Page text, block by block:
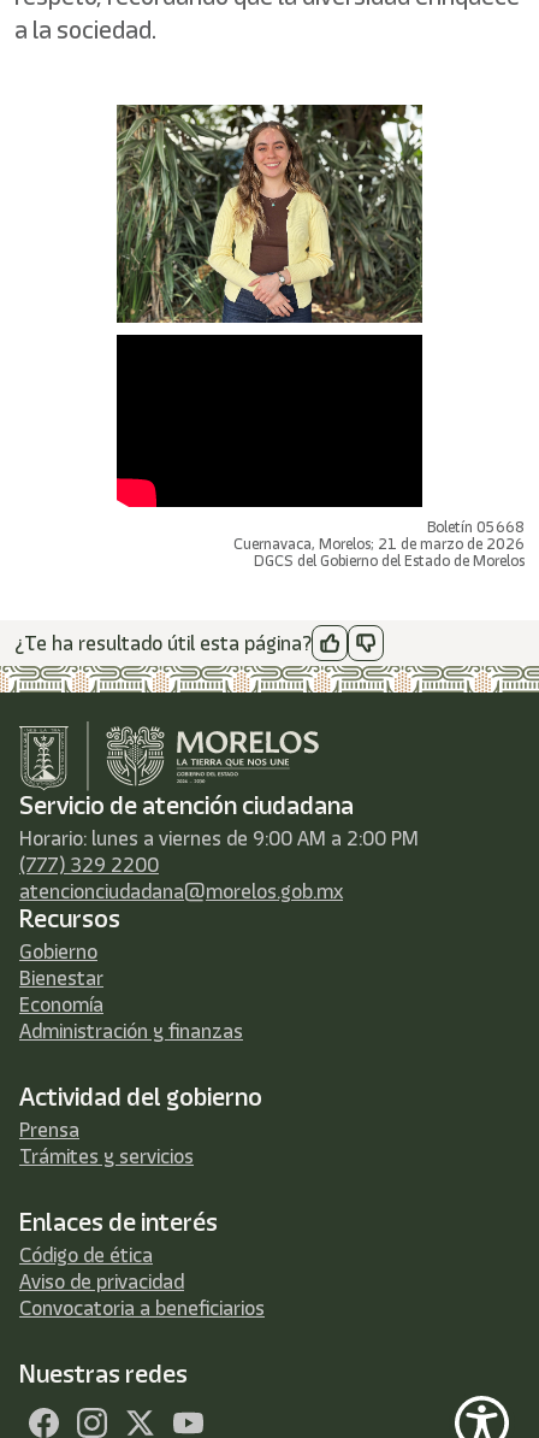
a la sociedad.
Boletín 05668
Cuernavaca, Morelos; 21 de marzo de 2026
DGCS del Gobierno del Estado de Morelos
¿Te ha resultado útil esta página?
Servicio de atención ciudadana
Horario: lunes a viernes de 9:00 AM a 2:00 PM
(777) 329 2200
atencionciudadana@morelos.gob.mx
Recursos
Gobierno
Bienestar
Economía
Administración y finanzas
Actividad del gobierno
Prensa
Trámites y servicios
Enlaces de interés
Código de ética
Aviso de privacidad
Convocatoria a beneficiarios
Nuestras redes